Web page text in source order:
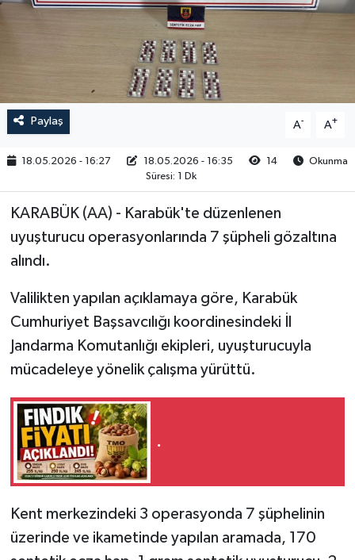
Paylaş A- A+
18.05.2026 - 16:27 18.05.2026 - 16:35 14
Okunma
Süresi: 1 Dk
KARABÜK (AA) - Karabük'te düzenlenen
uyuşturucu operasyonlarında 7 şüpheli gözaltına
alındı.
Valilikten yapılan açıklamaya göre, Karabük
Cumhuriyet Başsavcılığı koordinesindeki İl
Jandarma Komutanlığı ekipleri, uyuşturucuyla
mücadeleye yönelik çalışma yürüttü.
.
Kent merkezindeki 3 operasyonda 7 şüphelinin
üzerinde ve ikametinde yapılan aramada, 170